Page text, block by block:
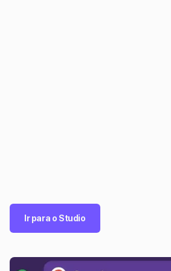
Ir para o Studio